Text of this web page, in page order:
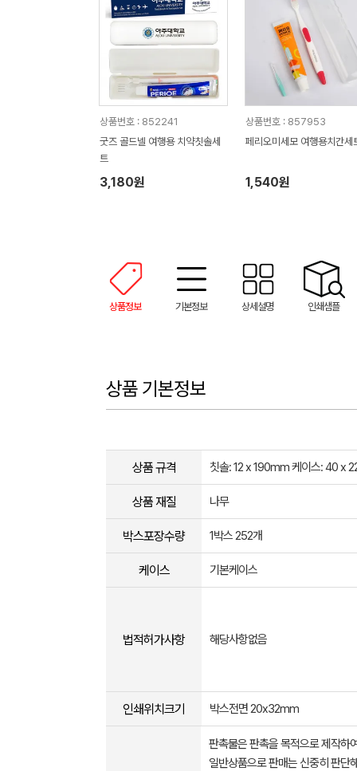
상품번호 : 852241
굿즈 골드넬 여행용 치약칫솔세
트
3,180원
상품번호 : 857953
페리오미세모 여행용치간세
1,540원
상품정보 기본정보 상세설명 인쇄샘플
상품 기본정보
상품 규격 칫솔: 12 x 190mm 케이스: 40 x
상품 재질 나무
박스포장수량 1박스 252개
케이스 기본케이스
법적허가사항 해당사항없음
인쇄위치크기 박스전면 20x32mm
판촉물은 판촉을 목적으로 제작하
일반상품으로 판매는 신중히 판단